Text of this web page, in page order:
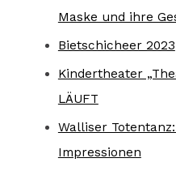
Maske und ihre
Bietschicheer 2023
Kindertheater
LÄUFT
Walliser
Impressionen